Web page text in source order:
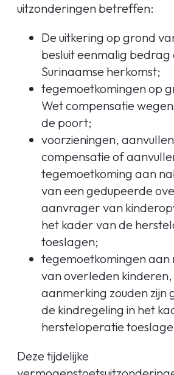
uitzonderingen betreffen:
De uitkering op grond
besluit eenmalig bedrag
Surinaamse herkomst;
tegemoetkomingen op
Wet compensatie
de poort;
voorzieningen,
compensatie of
tegemoetkoming aan
van een gedupeerde
aanvrager van
het kader van de
toeslagen;
tegemoetkomingen
van overleden kinderen,
aanmerking zouden zijn
de kindregeling in het
hersteloperatie
Deze tijdelijke